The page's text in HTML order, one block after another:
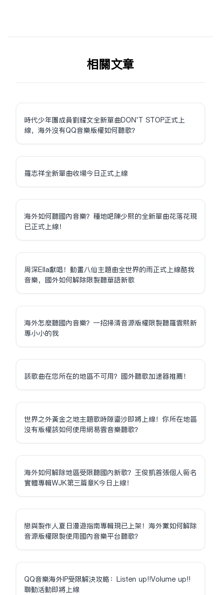
相关文章
時代少年團成員劉耀文全新單曲DON'T STOP正式上
線，海外沒有QQ音樂版權如何聽歌？
羅志祥全新單曲收場今日正式上線
海外如何聽國內音樂？種地吧陳少熙的全新單曲花落花現
已正式上線！
周深Ella獻唱！動畫八仙主題曲全世界的雨正式上線酷我
音樂，國外如何解除限制聽華語新歌
海外怎麼聽國內音樂？一招掃清音源版權限制聽羅雲熙新
專小小的我
該歌曲在您所在的地區不可用？國外聽歌加速器推薦！
世界之外黃金之地主題歌時隙鎏沙即將上線！你所在地區
沒有版權該如何使用網易雲音樂聽歌？
海外如何解除地區受限聽國內新歌？王俊凱首張個人同名
實體專輯WJK第三篇章K今日上線！
戀與製作人夏日漫遊指南專輯現已上架！海外黨如何解除
音源版權限制使用國內音樂平台聽歌？
QQ音樂海外IP受限解決攻略：Listen up!!Volume up!!
聯動活動即將上線